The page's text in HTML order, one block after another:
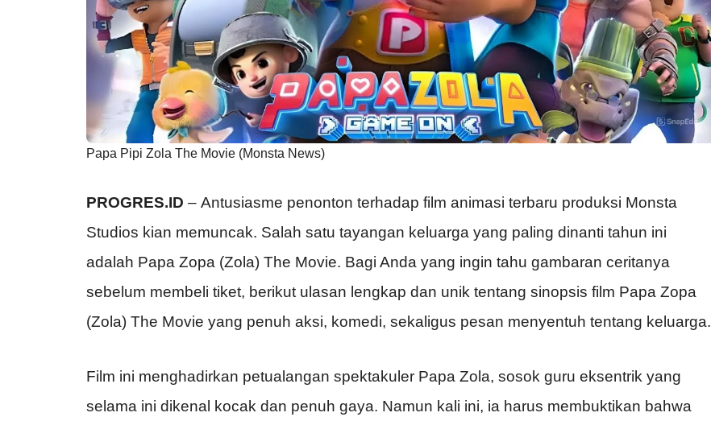
Papa Pipi Zola The Movie (Monsta News)
PROGRES.ID – Antusiasme penonton terhadap film animasi terbaru produksi Monsta
Studios kian memuncak. Salah satu tayangan keluarga yang paling dinanti tahun ini
adalah Papa Zopa (Zola) The Movie. Bagi Anda yang ingin tahu gambaran ceritanya
sebelum membeli tiket, berikut ulasan lengkap dan unik tentang sinopsis film Papa Zopa
(Zola) The Movie yang penuh aksi, komedi, sekaligus pesan menyentuh tentang keluarga.
Film ini menghadirkan petualangan spektakuler Papa Zola, sosok guru eksentrik yang
selama ini dikenal kocak dan penuh gaya. Namun kali ini, ia harus membuktikan bahwa